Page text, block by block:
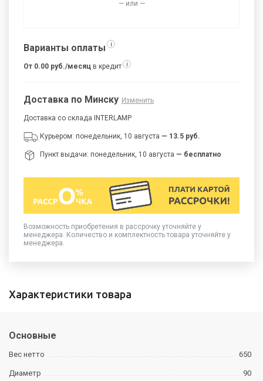
— или —
Варианты оплаты i
От 0.00 руб./месяц в кредит i
Доставка по Минску Изменить
Доставка со склада INTERLAMP
Курьером: понедельник, 10 августа — 13.5 руб.
Пункт выдачи: понедельник, 10 августа — бесплатно
Возможность приобретения в рассрочку уточняйте у
менеджера. Количество и комплектность товара уточняйте у
менеджера.
Характеристики товара
Основные
Вес нетто 650
Диаметр 90